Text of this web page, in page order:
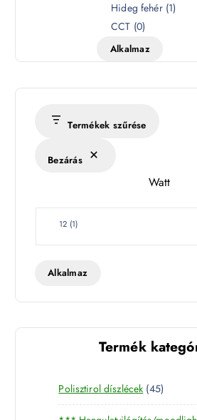
é
s
k
Hideg fehér (1)
CCT (0)
Alkalmaz
Termékek szűrése
Bezárás
Watt
W
t
12 (1)
Alkalmaz
Termék
Polisztirol díszlécek 454
5